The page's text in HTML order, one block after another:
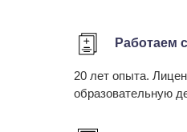
Работаем
20 лет опыта.
образовательную